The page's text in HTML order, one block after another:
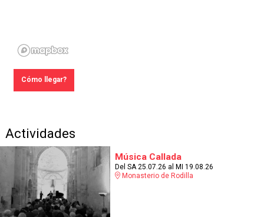
Cómo llegar?
Actividades
Música Callada
Del SA 25.07.26 al MI 19.08.26
Monasterio de Rodilla